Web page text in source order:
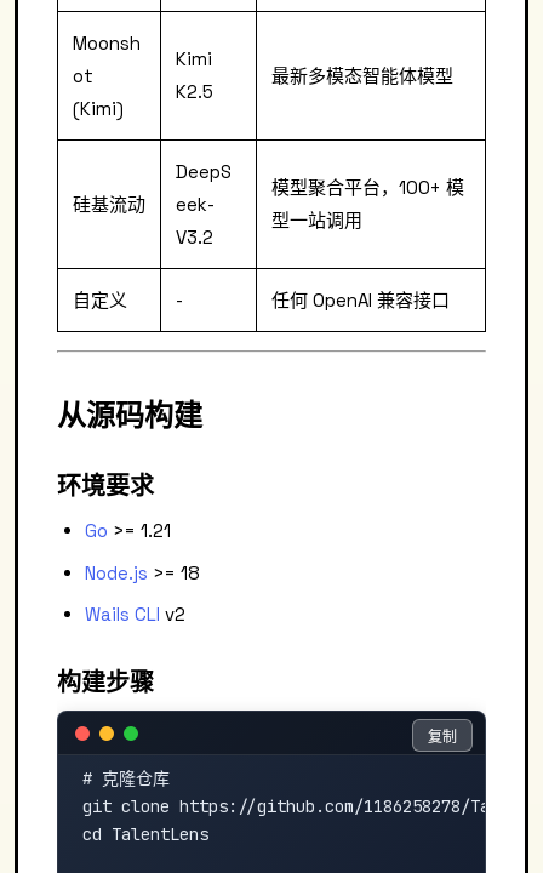
Moonsh
ot
(Kimi)
Kimi
K2.5
最新多模态智能体模型
硅基流动
DeepS
eek-
V3.2
模型聚合平台，100+ 模
型一站调用
自定义 - 任何 OpenAI 兼容接口
从源码构建
环境要求
Go >= 1.21
Node.js >= 18
Wails CLI v2
构建步骤
# 克隆仓库
git clone https://github.com/1186258278/
cd TalentLens
复制
复制